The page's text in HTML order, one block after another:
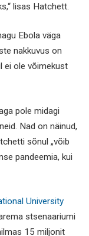
lisas Hatchett.
Ebola väga
nakkuvus on
ei ole võimekust
pole midagi
Nad on näinud,
sõnul „võib
pandeemia, kui
University
stsenaariumi
15 miljonit